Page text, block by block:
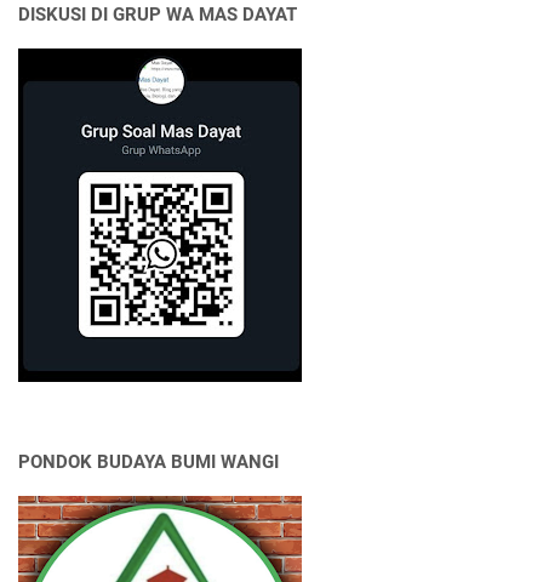
DISKUSI DI GRUP WA MAS DAYAT
PONDOK BUDAYA BUMI WANGI